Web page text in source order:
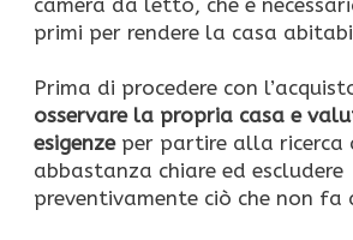
primi per rendere la casa
Prima di procedere con
osservare la propria casa e
esigenzeper partire alla ricerca
abbastanza chiare ed escludere
preventivamente ciò che non fa